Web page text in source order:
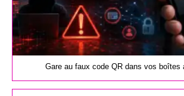
Gare au faux code QR dans vos boîtes